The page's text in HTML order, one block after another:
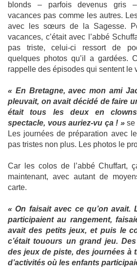
blonds – parfois devenus gris
vacances pas comme les autres.
avec les sœurs de la Sagesse.
vacances, c’était avec l’abbé
pas triste, celui-ci ressort de
quelques photos qu’il a gardées.
rappelle des épisodes qui sentent le
« En Bretagne, avec mon ami
pleuvait, on avait décidé de faire
était tous les deux en
spectacle, vous auriez-vu ça ! »se
Les journées de préparation avec
pas tristes non plus. Les photos le
Car les colos de l’abbé Chuffart,
maintenant, avec autant de
carte.
« On faisait avec ce qu’on avait.
participaient au rangement,
avait des petits jeux, et puis le
c’était touours un grand jeu.
des jeux de piste, des journées à
d’activités où les enfants